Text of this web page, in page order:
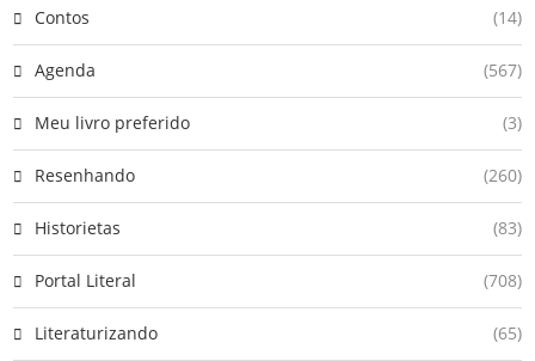
Contos (14)
Agenda (567)
Meu livro preferido (3)
Resenhando (260)
Historietas (83)
Portal Literal (708)
Literaturizando (65)